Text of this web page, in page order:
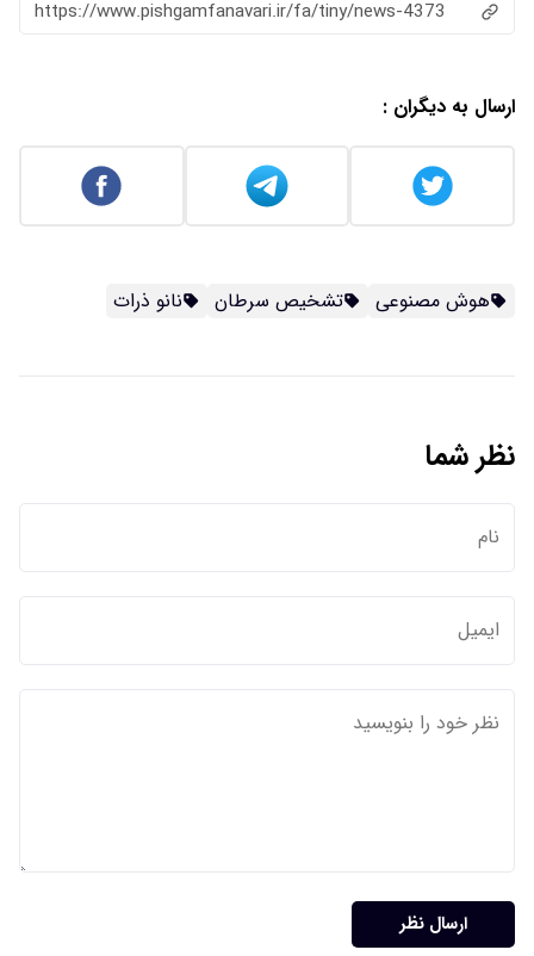
https://www.pishgamfanavari.ir/fa/tiny/news-4373
ارسال به دیگران :
هوش مصنوعی تشخیص سرطان نانو ذرات
نظر شما
ارسال نظر